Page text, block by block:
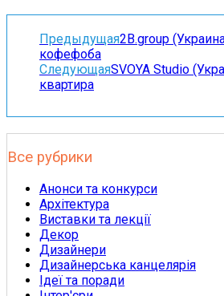
Предыдущая2B.group
кофефоба
СледующаяSVOYA Studio
квартира
Все рубрики
Анонси та конкурси
Архітектура
Виставки та лекції
Декор
Дизайнери
Дизайнерська канцелярія
Ідеї та поради